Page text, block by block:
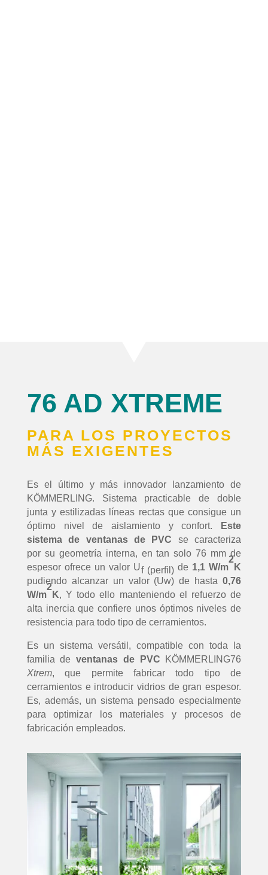
76 AD XTREME
PARA LOS PROYECTOS
MÁS EXIGENTES
Es el último y más innovador lanzamiento de
KÖMMERLING. Sistema practicable de doble
junta y estilizadas líneas rectas que consigue un
óptimo nivel de aislamiento y confort.
Este
sistema de ventanas de PVC se caracteriza
por su geometría interna, en tan solo 76 mm de
espesor ofrece un valor Uf (perfil) de 1,1 W/m
2
K
pudiendo alcanzar un valor (Uw) de hasta0,76
W/m
2
K, Y todo ello manteniendo el refuerzo de
alta inercia que confiere unos óptimos niveles de
resistencia para todo tipo de cerramientos.
Es un sistema versátil, compatible con toda la
familia deventanas de PVC KÖMMERLING76
Xtrem, que permite fabricar todo tipo de
cerramientos e introducir vidrios de gran espesor.
Es, además, un sistema pensado especialmente
para optimizar los materiales y procesos de
fabricación empleados.